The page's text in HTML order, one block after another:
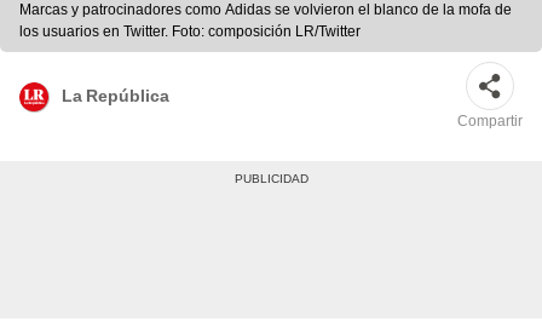
Marcas y patrocinadores como Adidas se volvieron el blanco de la mofa de
los usuarios en Twitter. Foto: composición LR/Twitter
La República
Compartir